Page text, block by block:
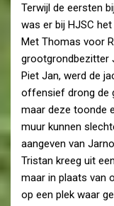
Terwijl de eersten
was er bij HJSC
Met Thomas voor
grootgrondbezitter
Piet Jan, werd de
offensief drong de
maar deze toonde
muur kunnen
aangeven van
Tristan kreeg uit
maar in plaats van
op een plek waar